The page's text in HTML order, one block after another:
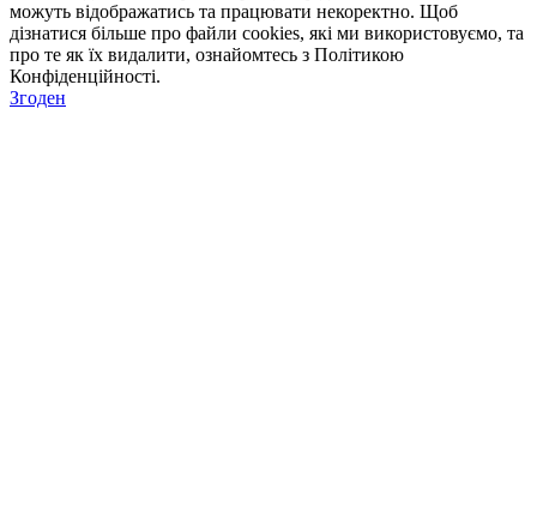
можуть відображатись та працювати некоректно. Щоб
дізнатися більше про файли cookies, які ми використовуємо, та
про те як їх видалити, ознайомтесь з Політикою
Конфіденційності.
Згоден